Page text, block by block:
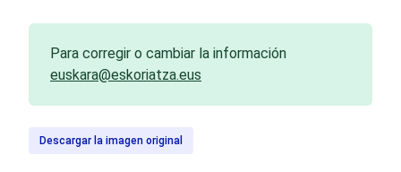
Para corregir o cambiar la información
euskara@eskoriatza.eus
Descargar la imagen original